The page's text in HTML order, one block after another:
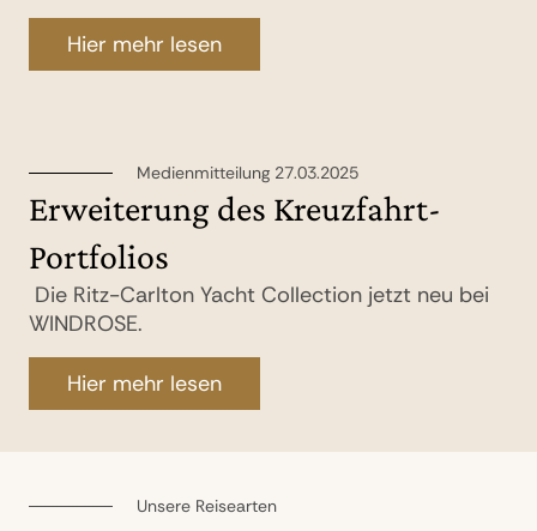
Hier mehr lesen
Medienmitteilung 27.03.2025
Erweiterung des Kreuzfahrt-
Portfolios
Die Ritz-Carlton Yacht Collection jetzt neu bei
WINDROSE.
Hier mehr lesen
Unsere Reisearten